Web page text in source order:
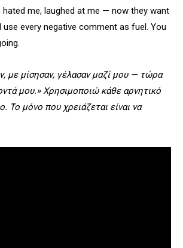
hated me, laughed at me — now they want
use every negative comment as fuel. You
με μίσησαν, γέλασαν μαζί μου — τώρα
μου.» Χρησιμοποιώ κάθε αρνητικό
Το μόνο που χρειάζεται είναι να